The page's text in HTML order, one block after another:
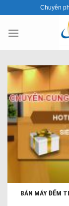
content
Chuyên
BÁN MÁY ĐẾM